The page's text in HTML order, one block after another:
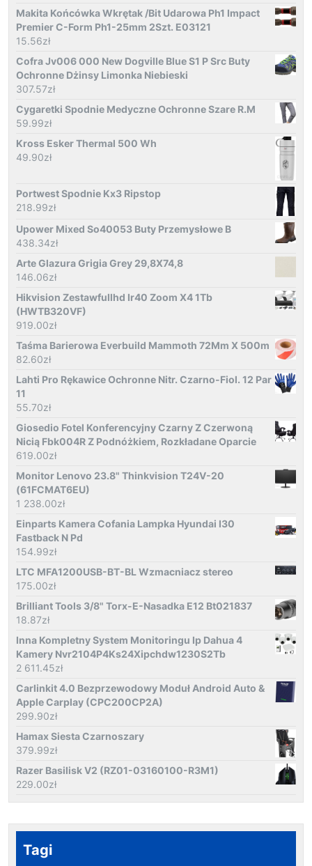
Makita Końcówka Wkrętak /Bit Udarowa Ph1 Impact
Premier C-Form Ph1-25mm 2Szt. E03121
15.56zł
Cofra Jv006 000 New Dogville Blue S1 P Src Buty
Ochronne Dżinsy Limonka Niebieski
307.57zł
Cygaretki Spodnie Medyczne Ochronne Szare R.M
59.99zł
Kross Esker Thermal 500 Wh
49.90zł
Portwest Spodnie Kx3 Ripstop
218.99zł
Upower Mixed So40053 Buty Przemysłowe B
438.34zł
Arte Glazura Grigia Grey 29,8X74,8
146.06zł
Hikvision Zestawfullhd Ir40 Zoom X4 1Tb
(HWTB320VF)
919.00zł
Taśma Barierowa Everbuild Mammoth 72Mm X 500m
82.60zł
Lahti Pro Rękawice Ochronne Nitr. Czarno-Fiol. 12 Par
11
55.70zł
Giosedio Fotel Konferencyjny Czarny Z Czerwoną
Nicią Fbk004R Z Podnóżkiem, Rozkładane Oparcie
619.00zł
Monitor Lenovo 23.8" Thinkvision T24V-20
(61FCMAT6EU)
1 238.00zł
Einparts Kamera Cofania Lampka Hyundai I30
Fastback N Pd
154.99zł
LTC MFA1200USB-BT-BL Wzmacniacz stereo
175.00zł
Brilliant Tools 3/8" Torx-E-Nasadka E12 Bt021837
18.87zł
Inna Kompletny System Monitoringu Ip Dahua 4
Kamery Nvr2104P4Ks24Xipchdw1230S2Tb
2 611.45zł
Carlinkit 4.0 Bezprzewodowy Moduł Android Auto &
Apple Carplay (CPC200CP2A)
299.90zł
Hamax Siesta Czarnoszary
379.99zł
Razer Basilisk V2 (RZ01-03160100-R3M1)
229.00zł
Tagi